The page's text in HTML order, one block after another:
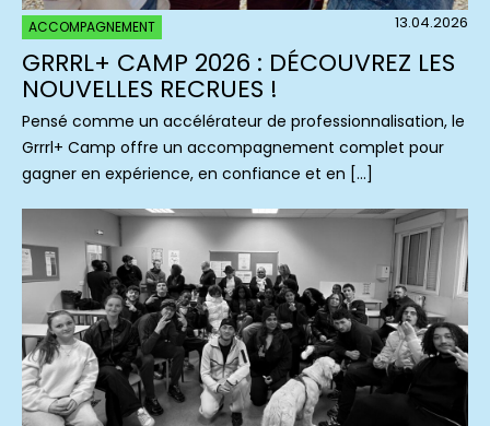
ACCOMPAGNEMENT 13.04.2026
GRRRL+ CAMP 2026 : DÉCOUVREZ LES
NOUVELLES RECRUES !
Pensé comme un accélérateur de professionnalisation, le
Grrrl+ Camp offre un accompagnement complet pour
gagner en expérience, en confiance et en […]